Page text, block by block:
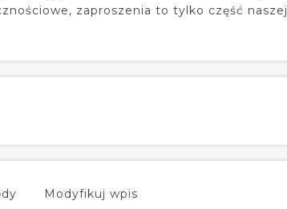
zaproszenia to tylko część
Modyfikuj wpis